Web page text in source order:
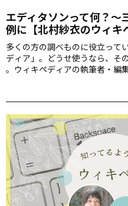
エディタソンって何？～
例に【北村紗衣のウィキ
多くの方の調べものに役立って
ディア」。どうせ使うなら、そ
――。ウィキペディアの執筆者・